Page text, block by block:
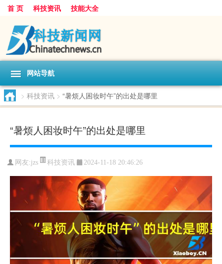
首 页 科技资讯 技能大全
网站导航
> 科技资讯 > “暑烦人困妆时午”的出处是哪里
“暑烦人困妆时午”的出处是哪里
网友:jzs 科技资讯 2024-11-18 20:46:26